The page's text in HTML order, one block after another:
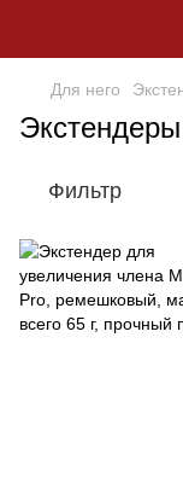
Для него
Фильтр